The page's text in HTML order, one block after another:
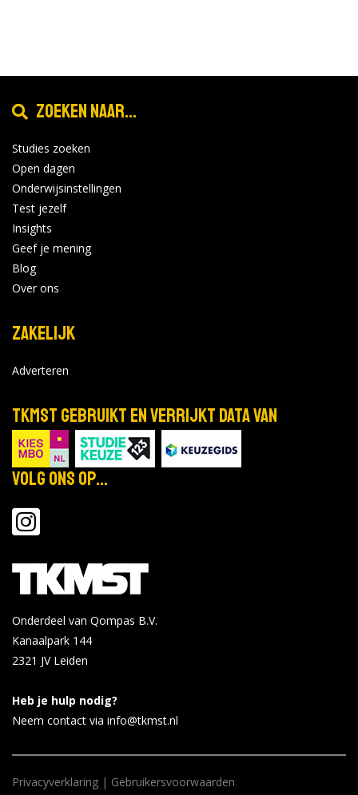
nov
2026
Bekijk de details
HAN University of Applied Sciences -
Nijmegen
nov
2026
Bekijk de details
HAN University of Applied Sciences -
Nijmegen
Bekijk de details
NHL Stenden - Groningen
5
2027
Locatie:
Tijd: 19:00 - 20:30
nhlstenden.com
Zoeken naar...
Studies zoeken
Open dagen
Onderwijsinstellingen
Test jezelf
Insights
Geef je mening
Blog
Over ons
Zakelijk
Adverteren
TKMST gebruikt en verrijkt data van
Volg ons op...
Onderdeel van Qompas B.V.
Kanaalpark 144
2321 JV Leiden
Heb je hulp nodig?
Neem contact via info@tkmst.nl
Privacyverklaring | Gebruikersvoorwaarden